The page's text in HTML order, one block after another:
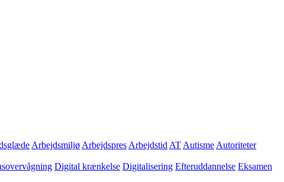
Arbejdsmiljø Arbejdspres Arbejdstid AT Autisme Autoriteter
Digital krænkelse Digitalisering Efteruddannelse Eksamen